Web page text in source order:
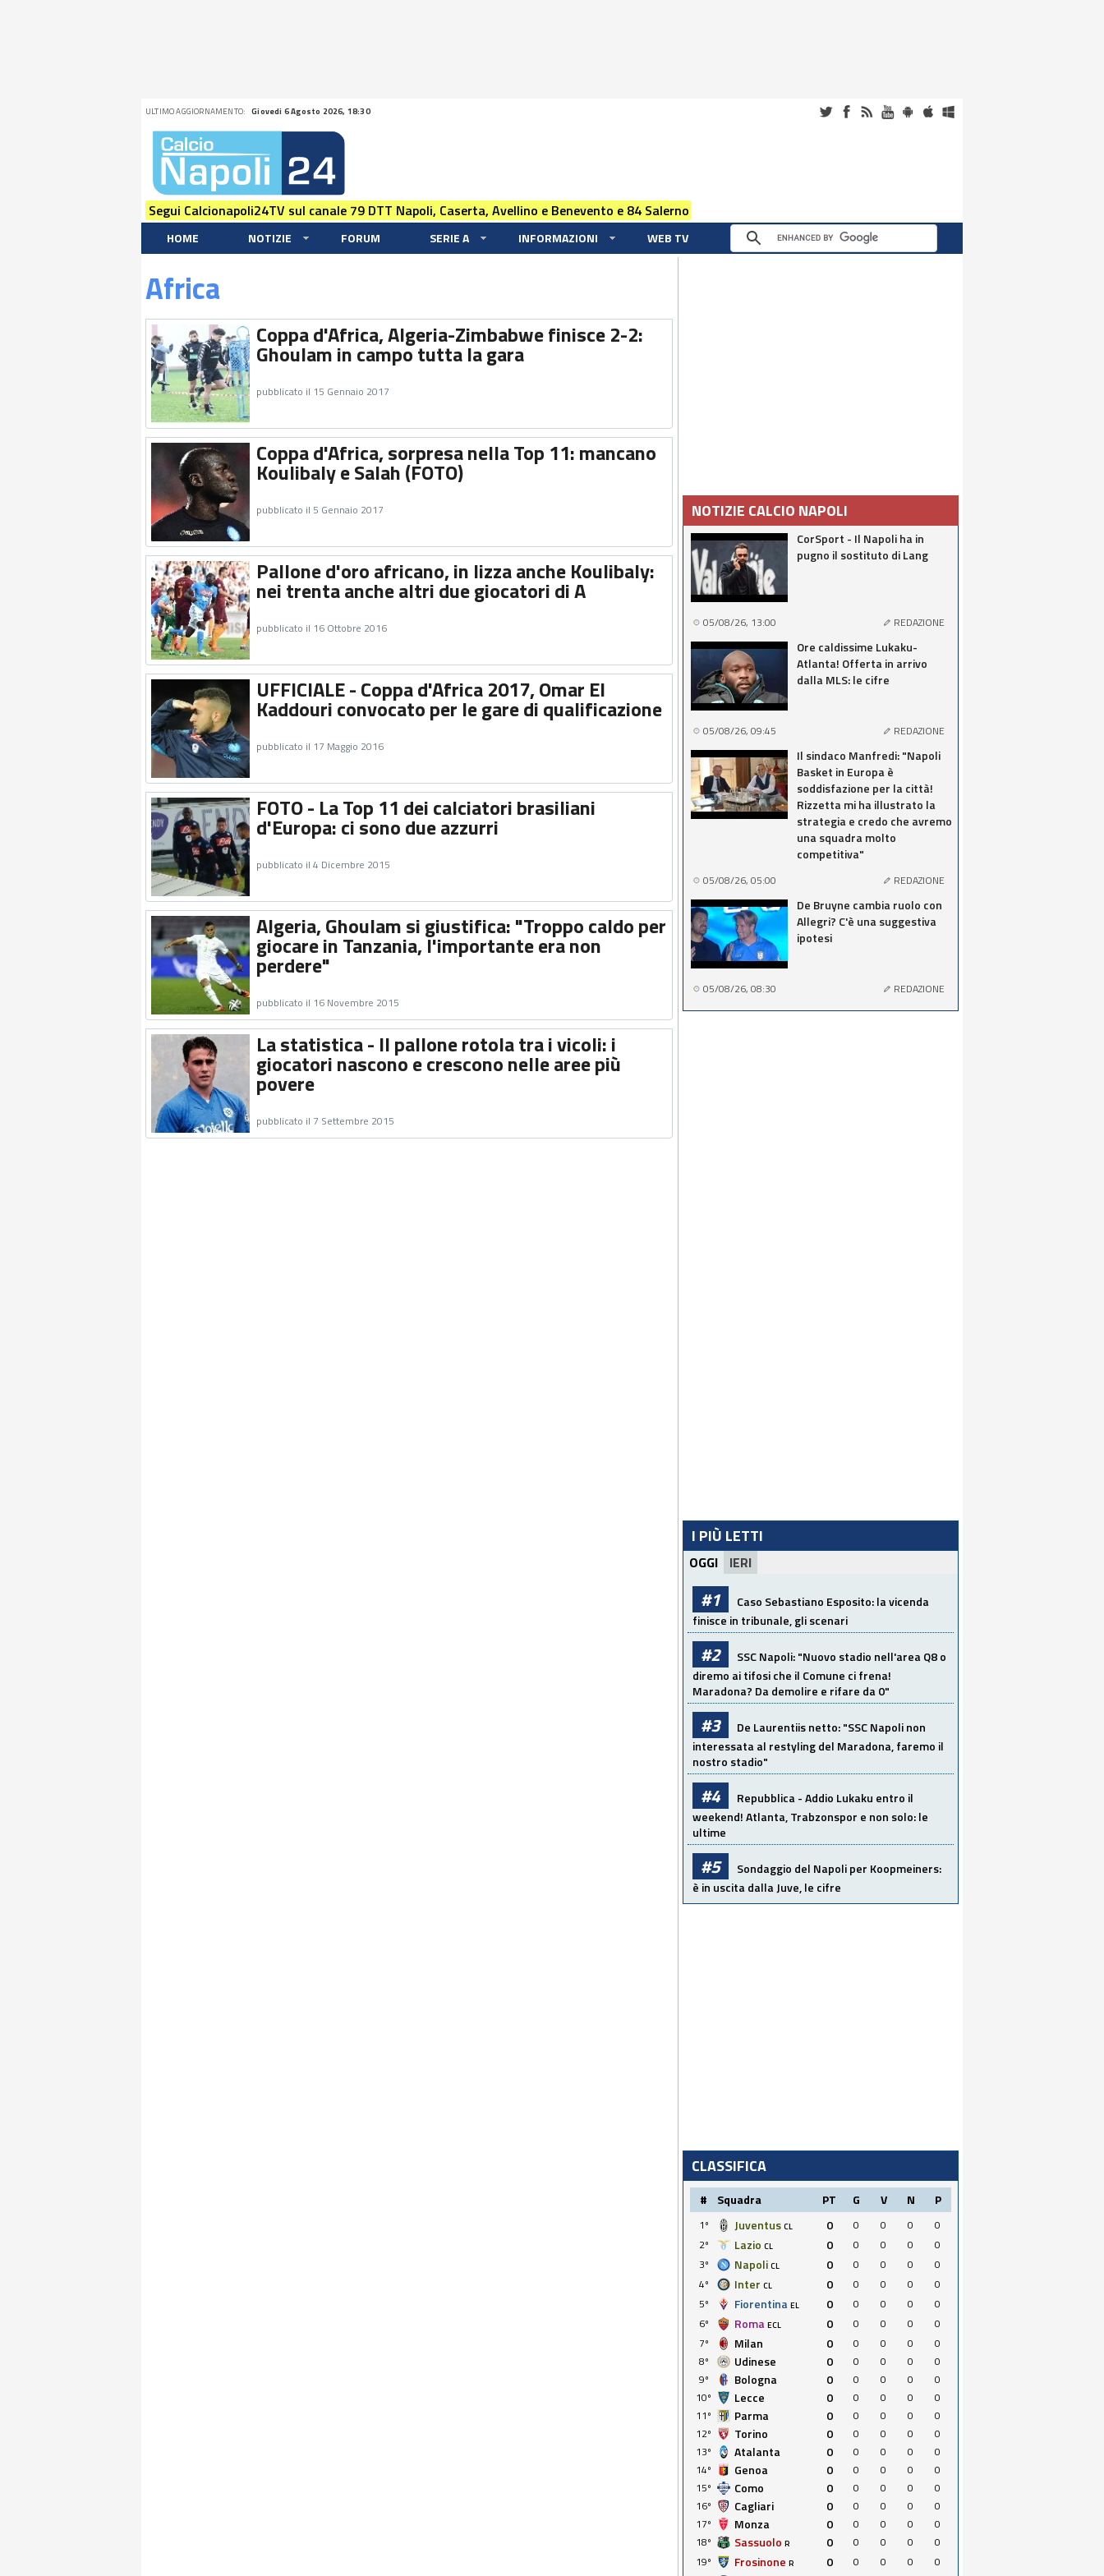
ULTIMO AGGIORNAMENTO: Giovedi 6 Agosto 2026, 18:30
Segui Calcionapoli24TV sul canale 79 DTT Napoli, Caserta, Avellino e Benevento e 84 Salerno
HOME NOTIZIE FORUM SERIE A INFORMAZIONI WEB TV
Africa
Coppa d'Africa, Algeria-Zimbabwe finisce 2-2:
Ghoulam in campo tutta la gara
pubblicato il 15 Gennaio 2017
Coppa d'Africa, sorpresa nella Top 11: mancano
Koulibaly e Salah (FOTO)
pubblicato il 5 Gennaio 2017
Pallone d'oro africano, in lizza anche Koulibaly:
nei trenta anche altri due giocatori di A
pubblicato il 16 Ottobre 2016
UFFICIALE - Coppa d'Africa 2017, Omar El
Kaddouri convocato per le gare di qualificazione
pubblicato il 17 Maggio 2016
FOTO - La Top 11 dei calciatori brasiliani
d'Europa: ci sono due azzurri
pubblicato il 4 Dicembre 2015
Algeria, Ghoulam si giustifica: "Troppo caldo per
giocare in Tanzania, l'importante era non
perdere"
pubblicato il 16 Novembre 2015
La statistica - Il pallone rotola tra i vicoli: i
giocatori nascono e crescono nelle aree più
povere
pubblicato il 7 Settembre 2015
NOTIZIE CALCIO NAPOLI
CorSport - Il Napoli ha in
pugno il sostituto di Lang
05/08/26, 13:00 REDAZIONE
Ore caldissime Lukaku-
Atlanta! Offerta in arrivo
dalla MLS: le cifre
05/08/26, 09:45 REDAZIONE
Il sindaco Manfredi: "Napoli
Basket in Europa è
soddisfazione per la città!
Rizzetta mi ha illustrato la
strategia e credo che avremo
una squadra molto
competitiva"
05/08/26, 05:00 REDAZIONE
De Bruyne cambia ruolo con
Allegri? C'è una suggestiva
ipotesi
05/08/26, 08:30 REDAZIONE
I PIÙ LETTI
OGGI IERI
#1 Caso Sebastiano Esposito: la vicenda
finisce in tribunale, gli scenari
#2 SSC Napoli: "Nuovo stadio nell'area Q8 o
diremo ai tifosi che il Comune ci frena!
Maradona? Da demolire e rifare da 0"
#3 De Laurentiis netto: "SSC Napoli non
interessata al restyling del Maradona, faremo il
nostro stadio"
#4 Repubblica - Addio Lukaku entro il
weekend! Atlanta, Trabzonspor e non solo: le
ultime
#5 Sondaggio del Napoli per Koopmeiners:
è in uscita dalla Juve, le cifre
CLASSIFICA
# Squadra PT G V N P
1º Juventus CL 0 0 0 0
0
2º
Lazio CL 0 0 0 0
0
3º
Napoli CL 0 0 0 0
0
4º
Inter CL 0 0 0 0
0
5º
Fiorentina EL 0 0 0 0
0
6º
Roma ECL 0 0 0 0
0
7º
Milan 0 0 0 0
0
8º
Udinese 0 0 0 0
0
9º
Bologna 0 0 0 0
0
10º
Lecce 0 0 0 0
0
11º
Parma 0 0 0 0
0
12º
Torino 0 0 0 0
0
13º
Atalanta 0 0 0 0
0
14º
Genoa 0 0 0 0
0
15º
Como 0 0 0 0
0
16º
Cagliari 0 0 0 0
0
17º
Monza 0 0 0 0
0
18º
Sassuolo R 0 0 0 0
0
19º
Frosinone R 0 0 0 0
0